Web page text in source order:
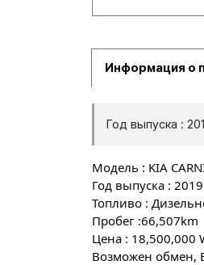
Информация о
Год выпуска :
Модель : KIA
Год выпуска :
Топливо :
Пробег :66,507km
Цена : 18,500,000
Возможен обмен,